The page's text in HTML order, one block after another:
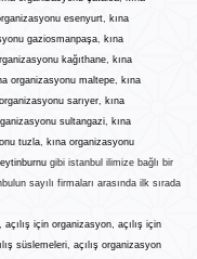
esenyurt, kına
gaziosmanpaşa, kına
kağıthane, kına
organizasyonu maltepe, kına
sarıyer, kına
sultangazi, kına
tuzla, kına organizasyonu
gibi istanbul ilimize bağlı bir
sayılı firmaları arasında ilk sırada
, açılış için organizasyon, açılış için
süslemeleri, açılış organizasyon